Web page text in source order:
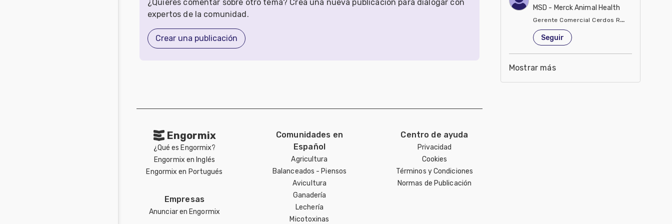
¿Quieres comentar sobre otro tema? Crea una nueva publicación para dialogar con
expertos de la comunidad.
Crear una publicación
Engormix
¿Qué es Engormix?
Engormix en Inglés
Engormix en Portugués
Empresas
Anunciar en Engormix
Comunidades en
Español
Agricultura
Balanceados - Piensos
Avicultura
Ganadería
Lechería
Micotoxinas
Centro de ayuda
Privacidad
Cookies
Términos y Condiciones
Normas de Publicación
MSD - Merck Animal Health
Gerente Comercial Cerdos Región Sur
Estados Unidos de América
Seguir
Mostrar más